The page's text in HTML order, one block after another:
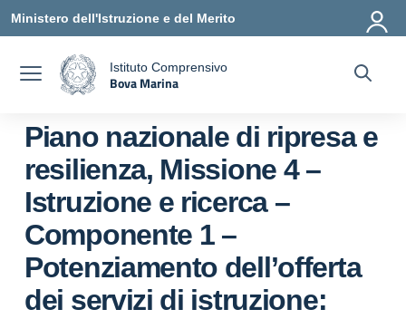
Vai ai contenuti
Vai al menu di navigazione
Vai al footer
Ministero dell'Istruzione e del Merito
Istituto Comprensivo
Bova Marina
Piano nazionale di ripresa e
resilienza, Missione 4 –
Istruzione e ricerca –
Componente 1 –
Potenziamento dell’offerta
dei servizi di istruzione: